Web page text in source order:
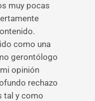
muy pocas
como una
gerontólogo
opinión
rechazo
tal y como